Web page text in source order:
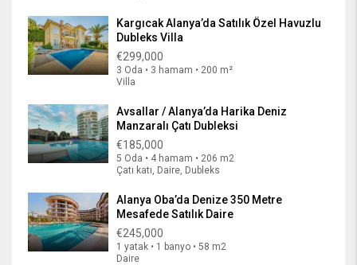
Kargıcak Alanya’da Satılık Özel Havuzlu
Dubleks Villa
€299,000
3 Oda • 3 hamam • 200 m²
Villa
Avsallar / Alanya’da Harika Deniz
Manzaralı Çatı Dubleksi
€185,000
5 Oda • 4 hamam • 206 m2
Çatı katı, Daire, Dubleks
Alanya Oba’da Denize 350 Metre
Mesafede Satılık Daire
€245,000
1 yatak • 1 banyo • 58 m2
Daire